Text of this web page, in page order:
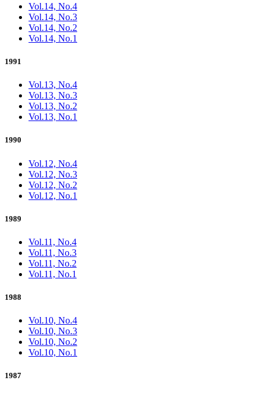
Vol.14, No.4
Vol.14, No.3
Vol.14, No.2
Vol.14, No.1
1991
Vol.13, No.4
Vol.13, No.3
Vol.13, No.2
Vol.13, No.1
1990
Vol.12, No.4
Vol.12, No.3
Vol.12, No.2
Vol.12, No.1
1989
Vol.11, No.4
Vol.11, No.3
Vol.11, No.2
Vol.11, No.1
1988
Vol.10, No.4
Vol.10, No.3
Vol.10, No.2
Vol.10, No.1
1987